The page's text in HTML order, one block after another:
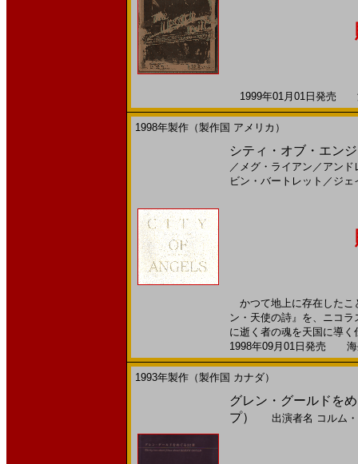
1999年01月01日発売
1998年製作（製作国 アメリカ）
シティ・オブ・エン
／ メグ・ライアン ／ アンド
ビン・バートレット ／ ジェ
かつて地上に存在したこ
ン・天使の詩』を、ニコ
に逝く者の魂を天国に導
1998年09月01日発売 海
1993年製作（製作国 カナダ）
グレン・グールドを
プ）
出演者名 コルム